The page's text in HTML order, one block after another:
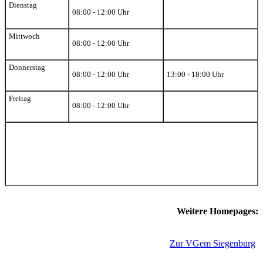
Dienstag
08:00 - 12:00 Uhr
Mittwoch
08:00 - 12:00 Uhr
Donnerstag
08:00 - 12:00 Uhr
13:00 - 18:00 Uhr
Freitag
08:00 - 12:00 Uhr
Weitere Homepages:
Zur VGem Siegenburg